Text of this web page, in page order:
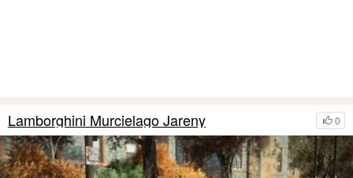
0
Lamborghini Murcielago Jareny